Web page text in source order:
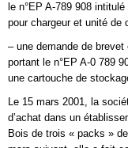
le n°EP A-789 908
pour chargeur et unité de
– une demande de
portant le n°EP A-0 789
une cartouche de
Le 15 mars 2001, la
d’achat dans un
Bois de trois « packs »